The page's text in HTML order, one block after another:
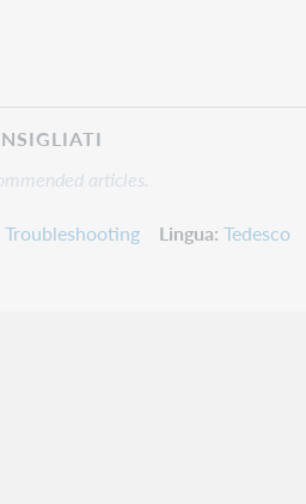
articles.
Troubleshooting Lingua Tedesco